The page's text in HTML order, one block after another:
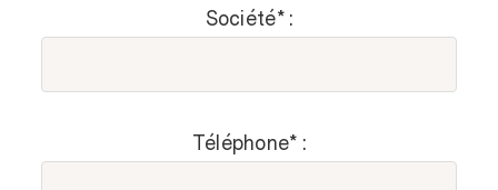
Société* :
Téléphone* :